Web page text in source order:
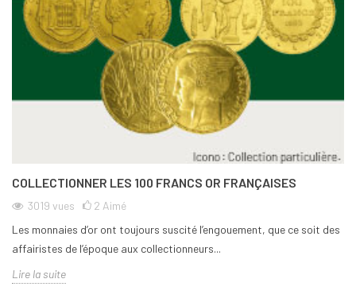
COLLECTIONNER LES 100 FRANCS OR FRANÇAISES
3019 vues 2 Aimé
Les monnaies d’or ont toujours suscité l’engouement, que ce soit des
affairistes de l’époque aux collectionneurs...
Lire la suite